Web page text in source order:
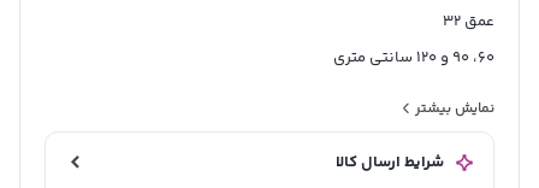
عمق 32
60، 90 و 120 سانتی متری
نمایش بیشتر
شرایط ارسال کالا